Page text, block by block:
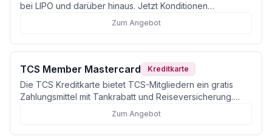
bei LIPO und darüber hinaus. Jetzt Konditionen
vergleichen und beantragen.Zum Angebot
TCS Member Mastercard Kreditkarte
Die TCS Kreditkarte bietet TCS-Mitgliedern ein gratis
Zahlungsmittel mit Tankrabatt und Reiseversicherung.
Ideal für Autofahrer in der Schweiz.
Zum Angebot